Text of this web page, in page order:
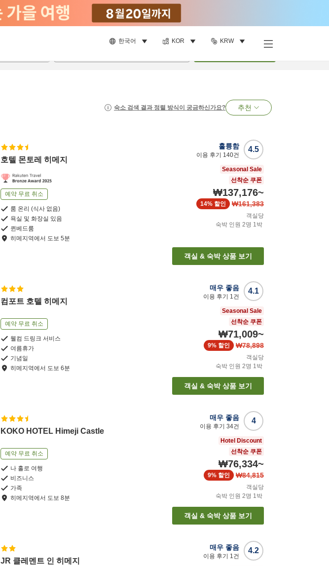
한국어 KOR KRW
숙소 검색 결과 정렬 방식이 궁금하신가요? 추천
호텔 몬토레 히메지
예약 무료 취소
룸 온리 (식사 없음)
욕실 및 화장실 있음
퀸베드룸
히메지역에서 도보 5분
4.5
훌륭함
이용 후기 140건
Seasonal Sale
선착순 쿠폰
₩137,176~
₩161,383
14% 할인
객실당
숙박 인원 2명 1박
객실 & 숙박 상품 보기
컴포트 호텔 히메지
예약 무료 취소
웰컴 드링크 서비스
여름휴가
기념일
히메지역에서 도보 6분
4.1
매우 좋음
이용 후기 1건
Seasonal Sale
선착순 쿠폰
₩71,009~
₩78,898
9% 할인
객실당
숙박 인원 2명 1박
객실 & 숙박 상품 보기
KOKO HOTEL Himeji Castle
예약 무료 취소
나 홀로 여행
비즈니스
가족
히메지역에서 도보 8분
4
매우 좋음
이용 후기 34건
Hotel Discount
선착순 쿠폰
₩76,334~
₩84,815
9% 할인
객실당
숙박 인원 2명 1박
객실 & 숙박 상품 보기
JR 클레멘트 인 히메지
4.2
매우 좋음
이용 후기 1건